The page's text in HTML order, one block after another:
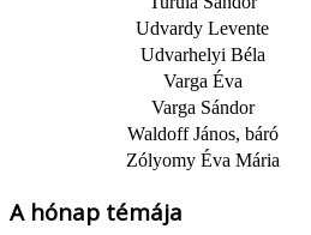
Udvardy Levente
Udvarhelyi Béla
Varga Éva
Varga Sándor
Waldoff János, báró
Zólyomy Éva Mária
A hónap témája